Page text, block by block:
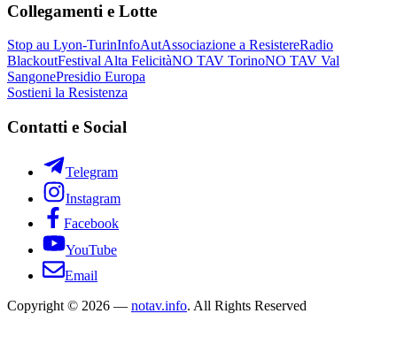
Collegamenti e Lotte
Stop au Lyon-TurinInfoAutAssociazione a ResistereRadio
BlackoutFestival Alta FelicitàNO TAV TorinoNO TAV Val
SangonePresidio Europa
Sostieni la Resistenza
Contatti e Social
Telegram
Instagram
Facebook
YouTube
Email
Copyright © 2026 — notav.info. All Rights Reserved